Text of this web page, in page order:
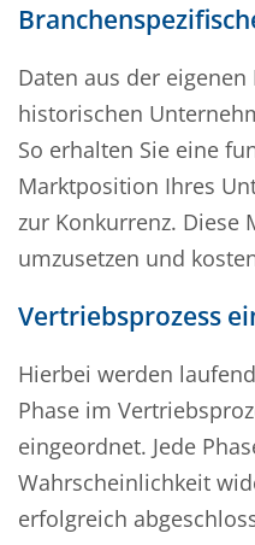
Daten aus der
historischen
So erhalten Sie eine
Marktposition Ihres
zur Konkurrenz. Diese
umzusetzen und
Vertriebsprozess
Hierbei werden
Phase im
eingeordnet. Jede
Wahrscheinlichkeit
erfolgreich